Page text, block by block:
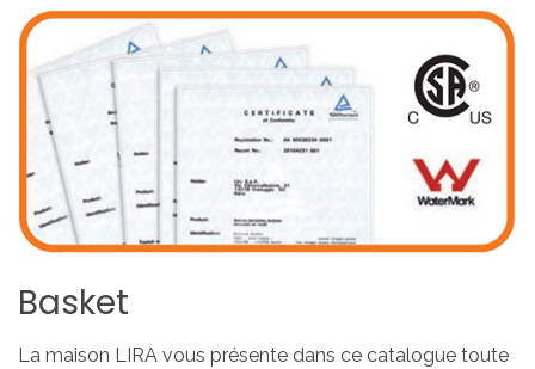
Basket
La maison LIRA vous présente dans ce catalogue toute